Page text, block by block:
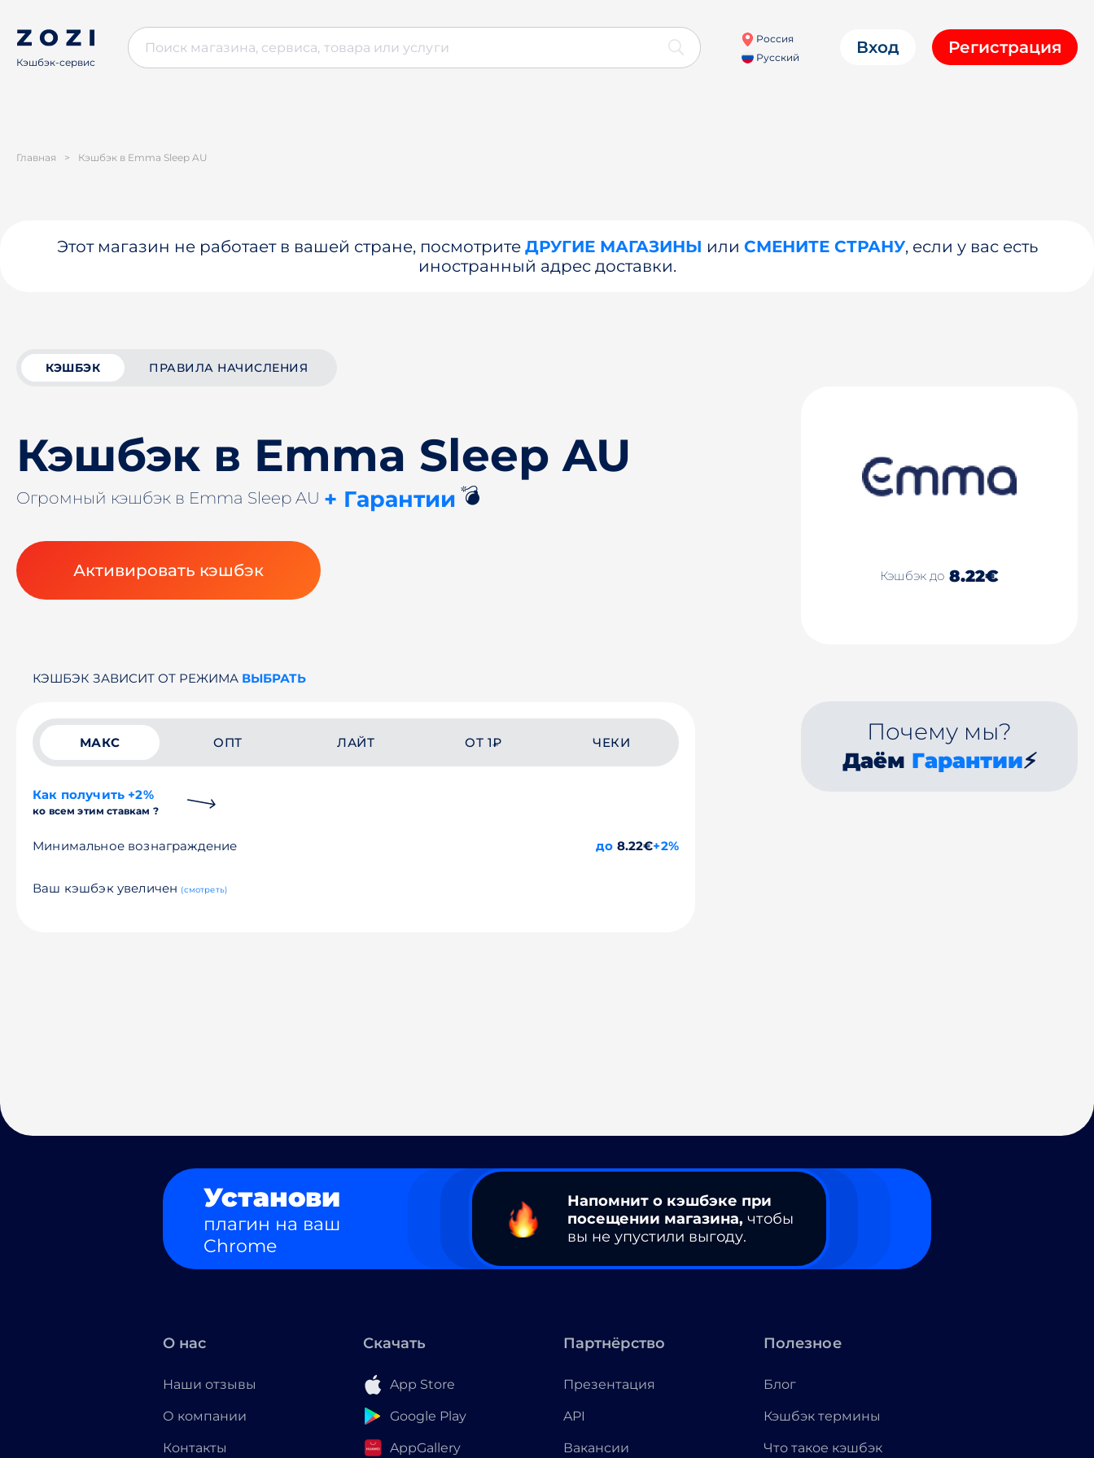
Кэшбэк-сервис
Россия
Русский
Вход Регистрация
Главная > Кэшбэк в Emma Sleep AU
Этот магазин не работает в вашей стране, посмотрите ДРУГИЕ МАГАЗИНЫ или СМЕНИТЕ СТРАНУ, если у вас есть
иностранный адрес доставки.
КЭШБЭК ПРАВИЛА НАЧИСЛЕНИЯ
Кэшбэк в Emma Sleep AU
Огромный кэшбэк в Emma Sleep AU + Гарантии 💣
Активировать кэшбэк Кэшбэк до 8.22€
КЭШБЭК ЗАВИСИТ ОТ РЕЖИМА ВЫБРАТЬ
МАКС ОПТ ЛАЙТ ОТ 1₽ ЧЕКИ
Как получить +2%
ко всем этим ставкам ?
Минимальное вознаграждение до 8.22€+2%
Ваш кэшбэк увеличен (смотреть)
Почему мы?
Даём Гарантии⚡
Установи
плагин на ваш
Chrome
Напомнит о кэшбэке при
посещении магазина, чтобы
вы не упустили выгоду.
О нас
Наши отзывы
О компании
Контакты
Скачать
App Store
Google Play
AppGallery
Партнёрство
Презентация
API
Вакансии
Полезное
Блог
Кэшбэк термины
Что такое кэшбэк